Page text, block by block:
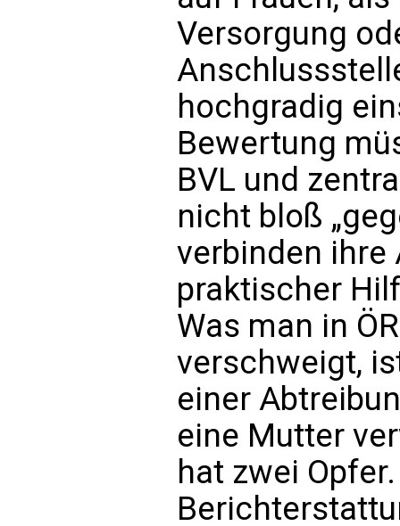
Versorgung
hochgradig
Bewertung
BVL und
nicht bloß
verbinden
praktischer
Was man in
verschweigt,
einer
eine Mutter
hat zwei